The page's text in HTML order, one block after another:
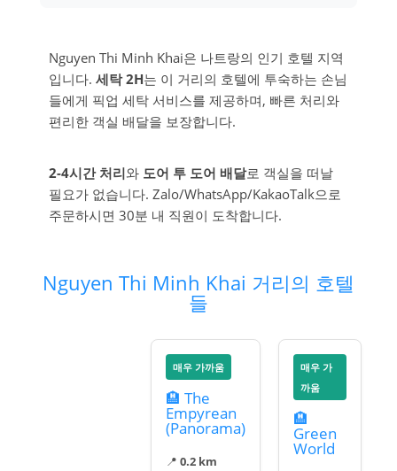
Nguyen Thi Minh Khai은 나트랑의 인기 호텔 지역
입니다. 세탁 2H는 이 거리의 호텔에 투숙하는 손님
들에게 픽업 세탁 서비스를 제공하며, 빠른 처리와
편리한 객실 배달을 보장합니다.
2-4시간 처리와 도어 투 도어 배달로 객실을 떠날
필요가 없습니다. Zalo/WhatsApp/KakaoTalk으로
주문하시면 30분 내 직원이 도착합니다.
Nguyen Thi Minh Khai 거리의 호텔
들
매우 가까움
🏨 The
Empyrean
(Panorama)
📍 0.2 km
매우 가
까움
🏨
Green
World